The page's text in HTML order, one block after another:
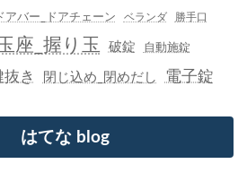
アバー_ドアチェーン ベランダ 勝手口
座_握り玉 破錠 自動施錠
き 閉じ込め_閉めだし 電子錠
はてな blog